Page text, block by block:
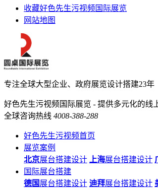
收藏好色先生污视频国际展览
网站地图
专注全球大型企业、政府展览设计搭建23年
好色先生污视频国际展览 - 提供多元化的线
全球咨询热线 4008-388-288
好色先生污视频首页
展览案例
北京展台搭建设计 上海展台搭建设计
国际展台搭建
德国 展台搭建设计 迪拜展台搭建设计